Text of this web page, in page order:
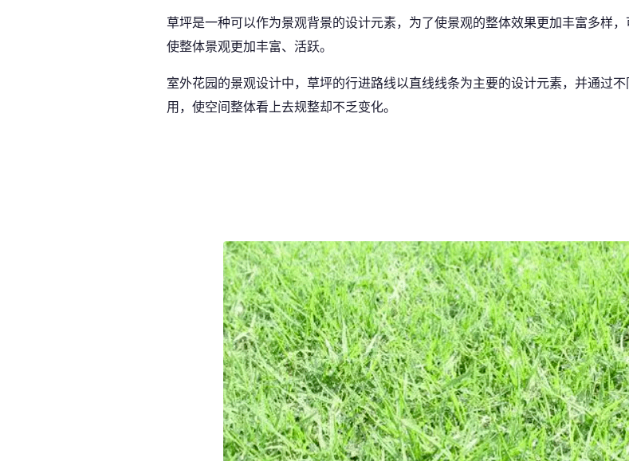
草坪是一种可以作为景观背景的设计元素，为了使景观的整体效果更加丰富多样
使整体景观更加丰富、活跃。
室外花园的景观设计中，草坪的行进路线以直线线条为主要的设计元素，并通过
用，使空间整体看上去规整却不乏变化。